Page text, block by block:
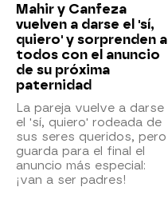
Mahir y Canfeza
vuelven a darse el 'sí,
quiero' y sorprenden a
todos con el anuncio
de su próxima
paternidad
La pareja vuelve a darse
el 'sí, quiero' rodeada de
sus seres queridos, pero
guarda para el final el
anuncio más especial:
¡van a ser padres!